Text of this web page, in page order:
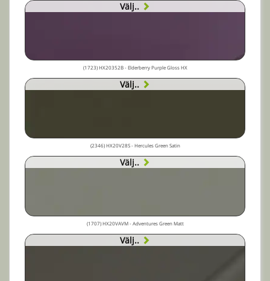
Välj..
(1723) HX20352B - Elderberry Purple Gloss HX
Välj..
(2346) HX20V28S - Hercules Green Satin
Välj..
(1707) HX20VAVM - Adventures Green Matt
Välj..